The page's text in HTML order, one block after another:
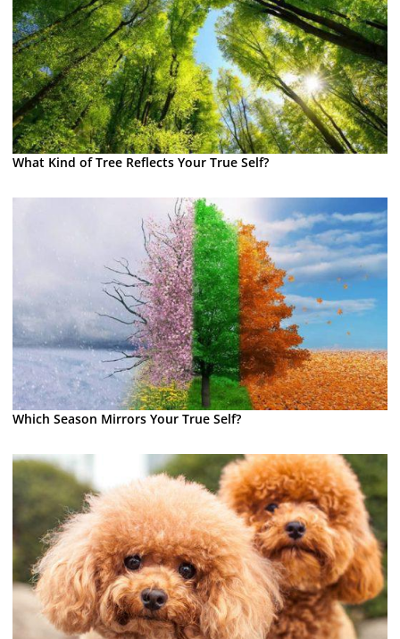
What Kind of Tree Reflects Your True Self?
Which Season Mirrors Your True Self?